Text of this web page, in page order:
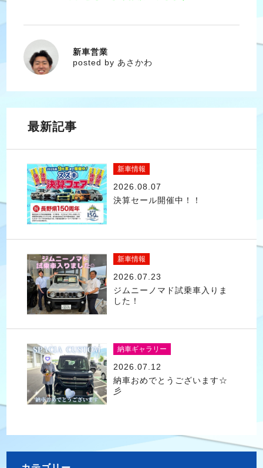
あさかわ
新車営業
posted by あさかわ
最新記事
新車情報
2026.08.07
決算セール開催中！！
新車情報
2026.07.23
ジムニーノマド試乗車入りま
した！
納車ギャラリー
2026.07.12
納車おめでとうございます☆
彡